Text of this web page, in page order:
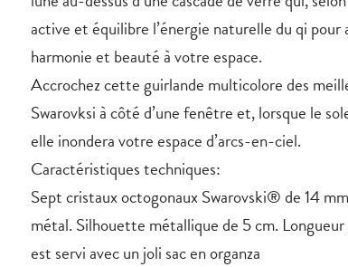
active et équilibre l’énergie naturelle du qi pour
harmonie et beauté à votre espace.
Accrochez cette guirlande multicolore des
Swarovksi à côté d’une fenêtre et, lorsque le
elle inondera votre espace d’arcs-en-ciel.
Caractéristiques techniques:
Sept cristaux octogonaux Swarovski® de 14
métal. Silhouette métallique de 5 cm.
est servi avec un joli sac en organza